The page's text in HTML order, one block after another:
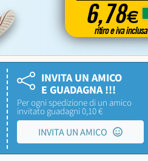
6,78€
ritiro e iva inclusa
INVITA UN AMICO
E GUADAGNA !!!
Per ogni spedizione di un amico
invitato guadagni 0,10 €
INVITA UN AMICO